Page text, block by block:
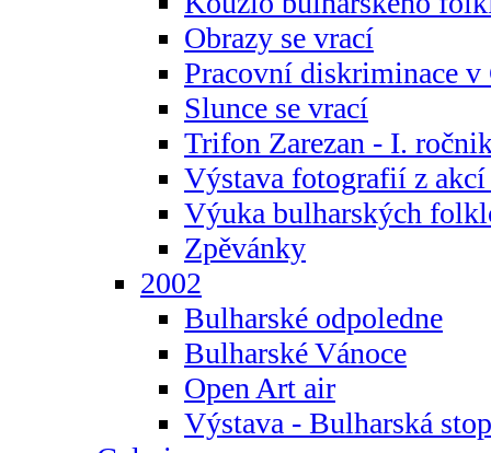
Obrazy se vrací
Pracovní diskriminace
Slunce se vrací
Trifon Zarezan - I.
Výstava fotografií z akcí
Výuka bulharských
Zpěvánky
2002
Bulharské odpoledne
Bulharské Vánoce
Open Art air
Výstava - Bulharská